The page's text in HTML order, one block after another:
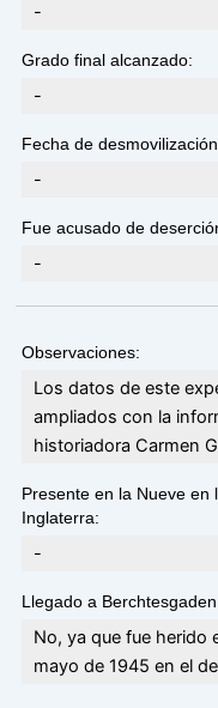
-
Grado final alcanzado:
-
Fecha de
-
Fue acusado de
-
Observaciones:
Los datos de este
ampliados con la
historiadora Carmen
Presente en la Nueve en
Inglaterra:
-
Llegado a
No, ya que fue herido
mayo de 1945 en el